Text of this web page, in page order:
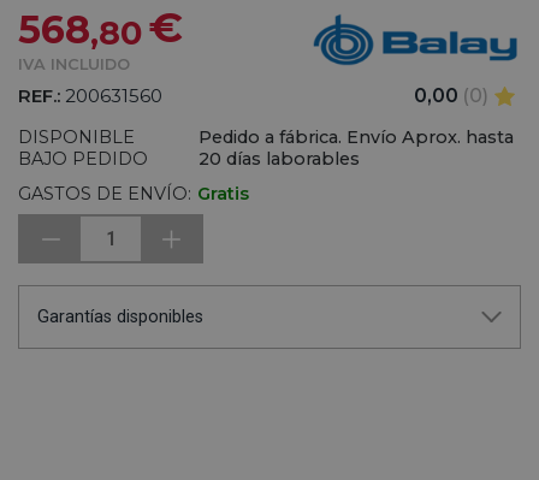
568,80€
IVA INCLUIDO
REF.: 200631560 0,00 (0)
DISPONIBLE
BAJO PEDIDO
Pedido a fábrica. Envío Aprox. hasta
20 días laborables
GASTOS DE ENVÍO: Gratis
1
Garantías disponibles